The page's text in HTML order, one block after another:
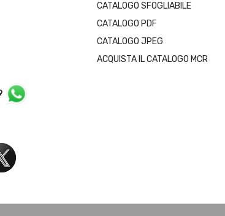
CATALOGO SFOGLIABILE
CATALOGO PDF
CATALOGO JPEG
ACQUISTA IL CATALOGO MCR